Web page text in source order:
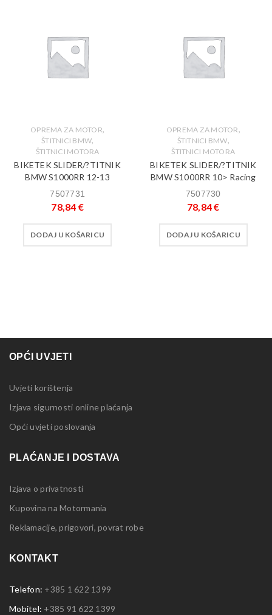
OPREMA ZA MOTOR,
ŠTITNICI BMW,
ŠTITNICI MOTORA
BIKETEK SLIDER/?TITNIK
BMW S1000RR 12-13
7507731
78,84 €
DODAJ U KOŠARICU
OPREMA ZA MOTOR,
ŠTITNICI BMW,
ŠTITNICI MOTORA
BIKETEK SLIDER/?TITNIK
BMW S1000RR 10> Racing
7507730
78,84€
DODAJ U KOŠARICU
OPĆI UVJETI
Uvjeti korištenja
Izjava sigurnosti online plaćanja
Opći uvjeti poslovanja
PLAĆANJE I DOSTAVA
Izjava o privatnosti
Kupovina na Motormania
Reklamacije, prigovori, povrat robe
KONTAKT
Telefon: +385 1 622 1399
Mobitel: +385 91 622 1399